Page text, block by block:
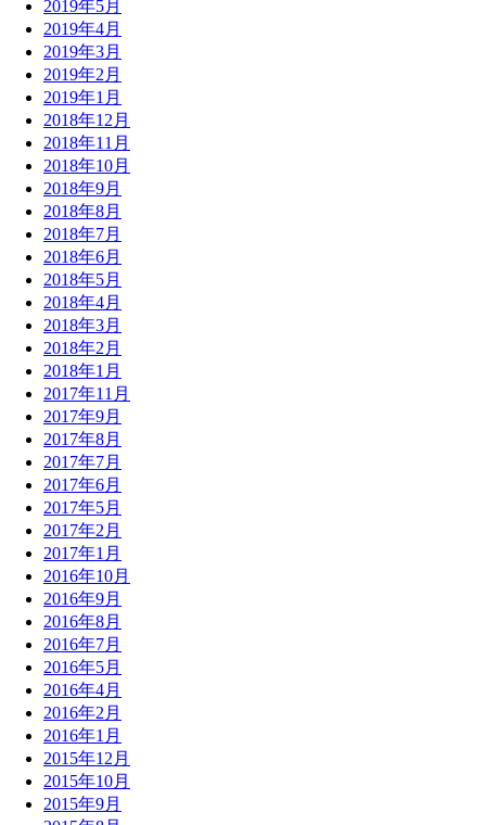
2019年5月
2019年4月
2019年3月
2019年2月
2019年1月
2018年12月
2018年11月
2018年10月
2018年9月
2018年8月
2018年7月
2018年6月
2018年5月
2018年4月
2018年3月
2018年2月
2018年1月
2017年11月
2017年9月
2017年8月
2017年7月
2017年6月
2017年5月
2017年2月
2017年1月
2016年10月
2016年9月
2016年8月
2016年7月
2016年5月
2016年4月
2016年2月
2016年1月
2015年12月
2015年10月
2015年9月